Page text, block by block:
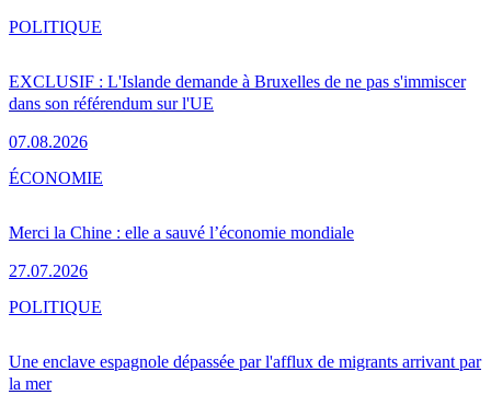
EXCLUSIF : L'Islande demande à Bruxelles de ne pas s'immiscer
dans son référendum sur l'UE
07.08.2026
POLITIQUE
Merci la Chine : elle a sauvé l’économie mondiale
27.07.2026
ÉCONOMIE
Une enclave espagnole dépassée par l'afflux de migrants arrivant par
la mer
POLITIQUE